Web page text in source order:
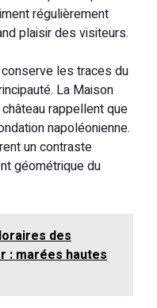
régulièrement
plaisir des visiteurs.
les traces du
La Maison
rappellent que
napoléonienne.
un contraste
géométrique du
des
: marées hautes